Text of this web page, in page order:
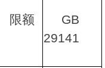
GB
29141